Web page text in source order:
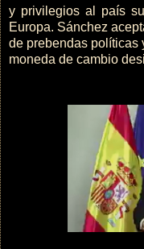
y privilegios al país
Europa. Sánchez
de prebendas políticas
moneda de cambio